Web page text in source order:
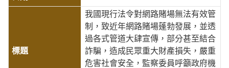
我國現行法令對網路賭場無法有效管
制，致近年網路賭場蓬勃發展，並透
過各式管道大肆宣傳，部分甚至結合
詐騙，造成民眾重大財產損失，嚴重
危害社會安全，監察委員呼籲政府機